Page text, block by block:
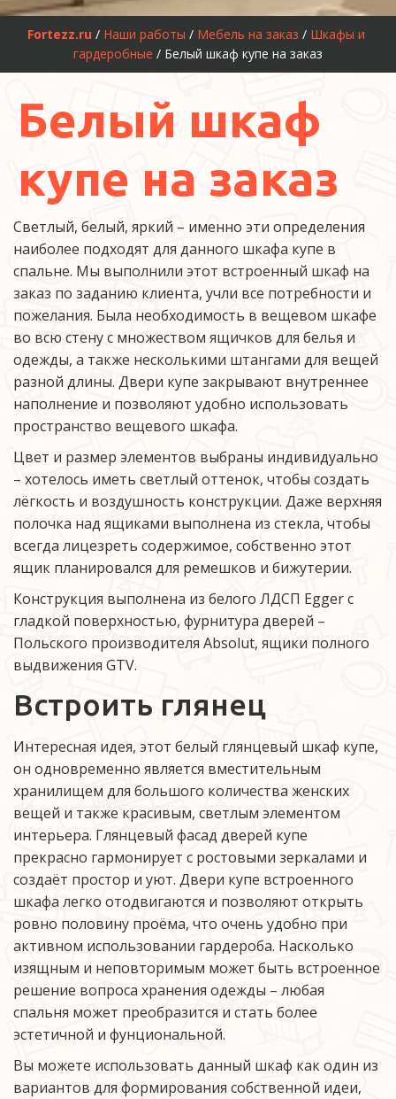
Fortezz.ru / Наши работы / Мебель на заказ / Шкафы и
гардеробные / Белый шкаф купе на заказ
Белый шкаф
купе на заказ
Светлый, белый, яркий – именно эти определения
наиболее подходят для данного шкафа купе в
спальне. Мы выполнили этот встроенный шкаф на
заказ по заданию клиента, учли все потребности и
пожелания. Была необходимость в вещевом шкафе
во всю стену с множеством ящичков для белья и
одежды, а также несколькими штангами для вещей
разной длины. Двери купе закрывают внутреннее
наполнение и позволяют удобно использовать
пространство вещевого шкафа.
Цвет и размер элементов выбраны индивидуально
– хотелось иметь светлый оттенок, чтобы создать
лёгкость и воздушность конструкции. Даже верхняя
полочка над ящиками выполнена из стекла, чтобы
всегда лицезреть содержимое, собственно этот
ящик планировался для ремешков и бижутерии.
Конструкция выполнена из белого ЛДСП Egger с
гладкой поверхностью, фурнитура дверей –
Польского производителя Absolut, ящики полного
выдвижения GTV.
Встроить глянец
Интересная идея, этот белый глянцевый шкаф купе,
он одновременно является вместительным
хранилищем для большого количества женских
вещей и также красивым, светлым элементом
интерьера. Глянцевый фасад дверей купе
прекрасно гармонирует с ростовыми зеркалами и
создаёт простор и уют. Двери купе встроенного
шкафа легко отодвигаются и позволяют открыть
ровно половину проёма, что очень удобно при
активном использовании гардероба. Насколько
изящным и неповторимым может быть встроенное
решение вопроса хранения одежды – любая
спальня может преобразится и стать более
эстетичной и фунциональной.
Вы можете использовать данный шкаф как один из
вариантов для формирования собственной идеи,